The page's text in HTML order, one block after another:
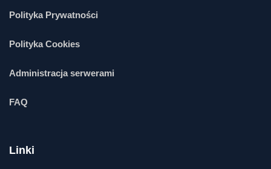
Polityka Prywatności
Polityka Cookies
Administracja serwerami
FAQ
Linki